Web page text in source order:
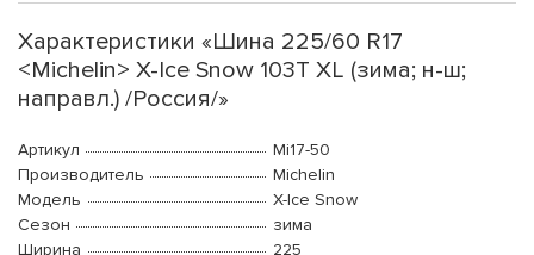
Характеристики «Шина 225/60 R17
<Michelin> X-Ice Snow 103T XL (зима; н-ш;
направл.) /Россия/»
Артикул
Mi17-50
Производитель
Michelin
Модель
X-Ice Snow
Сезон
зима
Ширина
225